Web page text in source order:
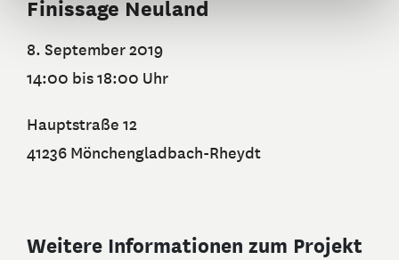
Finissage Neuland
8. September 2019
14:00 bis 18:00 Uhr
Hauptstraße 12
41236 Mönchengladbach-Rheydt
Weitere Informationen zum Projekt